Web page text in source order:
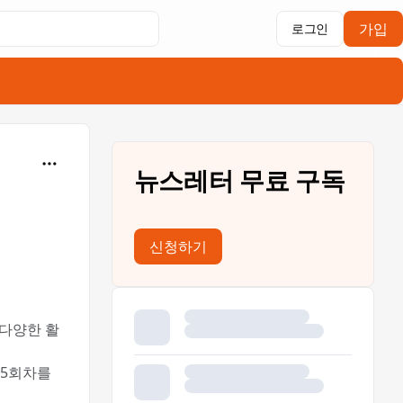
가입
로그인
양한 활
회차를
뉴스레터 무료 구독
신청하기